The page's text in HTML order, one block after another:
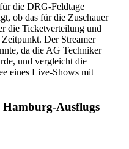
die DRG-Feldtage
ob das für die Zuschauer
die Ticketverteilung und
Der Streamer
da die AG Techniker
und vergleicht die
eines Live-Shows mit
Hamburg-Ausflugs